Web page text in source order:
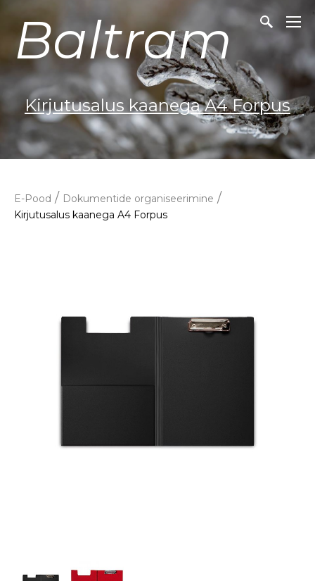
Baltram
Kirjutusalus kaanega A4 Forpus
E-Pood / Dokumentide organiseerimine /
Kirjutusalus kaanega A4 Forpus